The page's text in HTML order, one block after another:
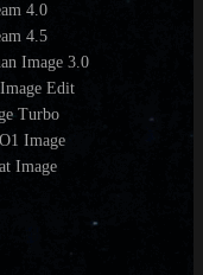
4.0
4.5
Image 3.0
Edit
Turbo
Image
Image